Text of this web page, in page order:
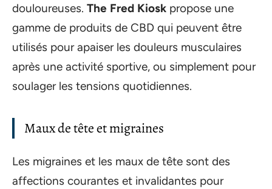
douloureuses. The Fred Kiosk propose une
gamme de produits de CBD qui peuvent être
utilisés pour apaiser les douleurs musculaires
après une activité sportive, ou simplement pour
soulager les tensions quotidiennes.
Maux de tête et migraines
Les migraines et les maux de tête sont des
affections courantes et invalidantes pour